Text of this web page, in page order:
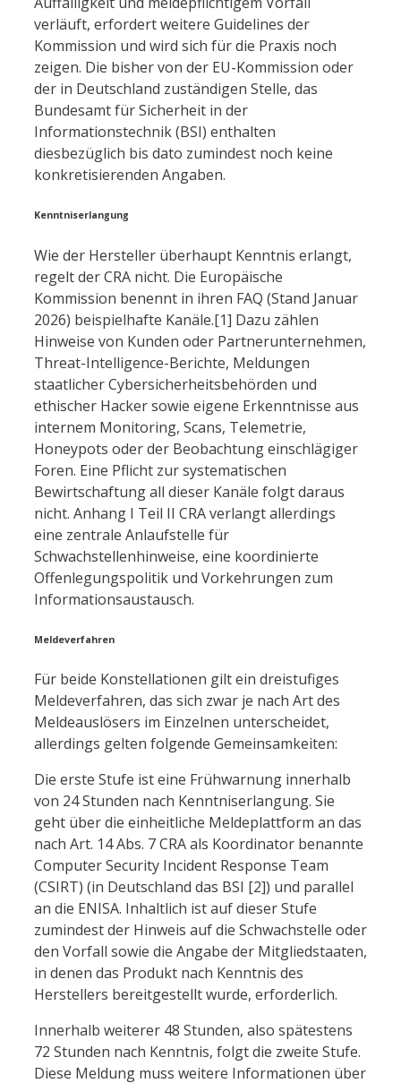
verläuft, erfordert weitere Guidelines der
Kommission und wird sich für die Praxis noch
zeigen. Die bisher von der EU-Kommission oder
der in Deutschland zuständigen Stelle, das
Bundesamt für Sicherheit in der
Informationstechnik (BSI) enthalten
diesbezüglich bis dato zumindest noch keine
konkretisierenden Angaben.
Kenntniserlangung
Wie der Hersteller überhaupt Kenntnis erlangt,
regelt der CRA nicht. Die Europäische
Kommission benennt in ihren FAQ (Stand Januar
2026) beispielhafte Kanäle.[1] Dazu zählen
Hinweise von Kunden oder Partnerunternehmen,
Threat-Intelligence-Berichte, Meldungen
staatlicher Cybersicherheitsbehörden und
ethischer Hacker sowie eigene Erkenntnisse aus
internem Monitoring, Scans, Telemetrie,
Honeypots oder der Beobachtung einschlägiger
Foren. Eine Pflicht zur systematischen
Bewirtschaftung all dieser Kanäle folgt daraus
nicht. Anhang I Teil II CRA verlangt allerdings
eine zentrale Anlaufstelle für
Schwachstellenhinweise, eine koordinierte
Offenlegungspolitik und Vorkehrungen zum
Informationsaustausch.
Meldeverfahren
Für beide Konstellationen gilt ein dreistufiges
Meldeverfahren, das sich zwar je nach Art des
Meldeauslösers im Einzelnen unterscheidet,
allerdings gelten folgende Gemeinsamkeiten:
Die erste Stufe ist eine Frühwarnung innerhalb
von 24 Stunden nach Kenntniserlangung. Sie
geht über die einheitliche Meldeplattform an das
nach Art. 14 Abs. 7 CRA als Koordinator benannte
Computer Security Incident Response Team
(CSIRT) (in Deutschland das BSI [2]) und parallel
an die ENISA. Inhaltlich ist auf dieser Stufe
zumindest der Hinweis auf die Schwachstelle oder
den Vorfall sowie die Angabe der Mitgliedstaaten,
in denen das Produkt nach Kenntnis des
Herstellers bereitgestellt wurde, erforderlich.
Innerhalb weiterer 48 Stunden, also spätestens
72 Stunden nach Kenntnis, folgt die zweite Stufe.
Diese Meldung muss weitere Informationen über